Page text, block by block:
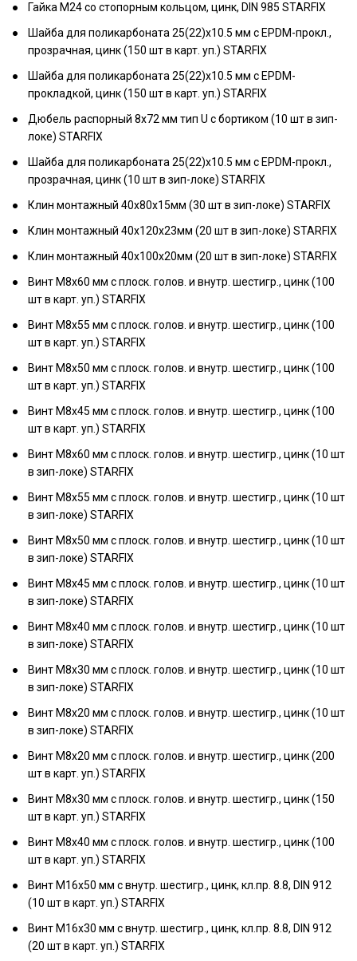
Гайка М24 со стопорным кольцом, цинк, DIN 985 STARFIX
Шайба для поликарбоната 25(22)х10.5 мм c EPDM-прокл.,
прозрачная, цинк (150 шт в карт. уп.) STARFIX
Шайба для поликарбоната 25(22)х10.5 мм c EPDM-
прокладкой, цинк (150 шт в карт. уп.) STARFIX
Дюбель распорный 8х72 мм тип U с бортиком (10 шт в зип-
локе) STARFIX
Шайба для поликарбоната 25(22)х10.5 мм c EPDM-прокл.,
прозрачная, цинк (10 шт в зип-локе) STARFIX
Клин монтажный 40х80х15мм (30 шт в зип-локе) STARFIX
Клин монтажный 40х120х23мм (20 шт в зип-локе) STARFIX
Клин монтажный 40х100х20мм (20 шт в зип-локе) STARFIX
Винт М8х60 мм с плоск. голов. и внутр. шестигр., цинк (100
шт в карт. уп.) STARFIX
Винт М8х55 мм с плоск. голов. и внутр. шестигр., цинк (100
шт в карт. уп.) STARFIX
Винт М8х50 мм с плоск. голов. и внутр. шестигр., цинк (100
шт в карт. уп.) STARFIX
Винт М8х45 мм с плоск. голов. и внутр. шестигр., цинк (100
шт в карт. уп.) STARFIX
Винт М8х60 мм с плоск. голов. и внутр. шестигр., цинк (10 шт
в зип-локе) STARFIX
Винт М8х55 мм с плоск. голов. и внутр. шестигр., цинк (10 шт
в зип-локе) STARFIX
Винт М8х50 мм с плоск. голов. и внутр. шестигр., цинк (10 шт
в зип-локе) STARFIX
Винт М8х45 мм с плоск. голов. и внутр. шестигр., цинк (10 шт
в зип-локе) STARFIX
Винт М8х40 мм с плоск. голов. и внутр. шестигр., цинк (10 шт
в зип-локе) STARFIX
Винт М8х30 мм с плоск. голов. и внутр. шестигр., цинк (10 шт
в зип-локе) STARFIX
Винт М8х20 мм с плоск. голов. и внутр. шестигр., цинк (10 шт
в зип-локе) STARFIX
Винт М8х20 мм с плоск. голов. и внутр. шестигр., цинк (200
шт в карт. уп.) STARFIX
Винт М8х30 мм с плоск. голов. и внутр. шестигр., цинк (150
шт в карт. уп.) STARFIX
Винт М8х40 мм с плоск. голов. и внутр. шестигр., цинк (100
шт в карт. уп.) STARFIX
Винт М16х50 мм с внутр. шестигр., цинк, кл.пр. 8.8, DIN 912
(10 шт в карт. уп.) STARFIX
Винт М16х30 мм с внутр. шестигр., цинк, кл.пр. 8.8, DIN 912
(20 шт в карт. уп.) STARFIX